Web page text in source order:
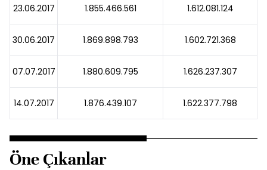
23.06.2017 1.855.466.561 1.612.081.124
30.06.2017 1.869.898.793 1.602.721.368
07.07.2017 1.880.609.795 1.626.237.307
14.07.2017 1.876.439.107 1.622.377.798
Öne Çıkanlar